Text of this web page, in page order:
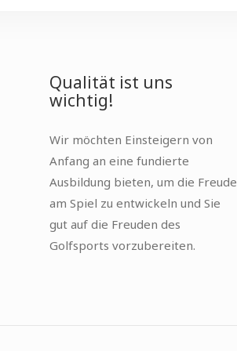
Qualität ist uns
wichtig!
Wir möchten Einsteigern von
Anfang an eine fundierte
Ausbildung bieten, um die Freude
am Spiel zu entwickeln und Sie
gut auf die Freuden des
Golfsports vorzubereiten.